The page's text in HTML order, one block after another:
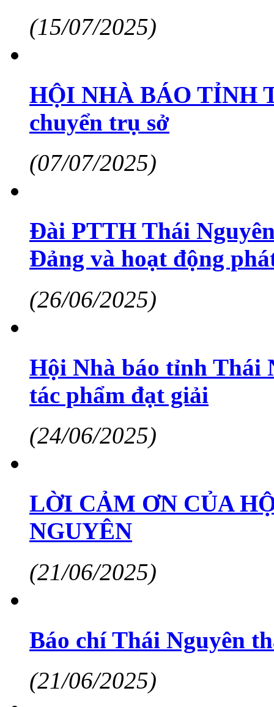
(15/07/2025)
HỘI NHÀ BÁO TỈNH
chuyển trụ sở
(07/07/2025)
Đài PTTH Thái
Đảng và hoạt động
(26/06/2025)
Hội Nhà báo tỉnh Thái
tác phẩm đạt giải
(24/06/2025)
LỜI CẢM ƠN CỦA
NGUYÊN
(21/06/2025)
Báo chí Thái Nguyên
(21/06/2025)